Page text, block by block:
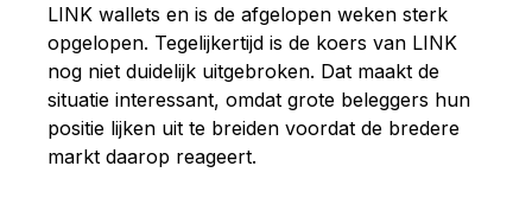
LINK wallets en is de afgelopen weken sterk
opgelopen. Tegelijkertijd is de koers van LINK
nog niet duidelijk uitgebroken. Dat maakt de
situatie interessant, omdat grote beleggers hun
positie lijken uit te breiden voordat de bredere
markt daarop reageert.